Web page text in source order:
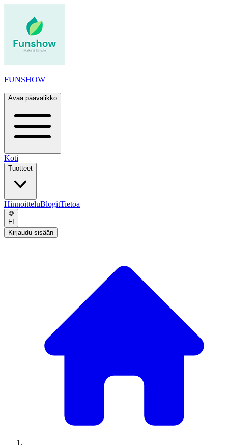
FUNSHOW
Avaa päävalikko
Koti
Tuotteet
HinnoitteluBlogitTietoa
FI
Kirjaudu sisään